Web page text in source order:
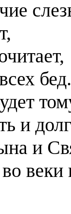
бед.
и
и
веки